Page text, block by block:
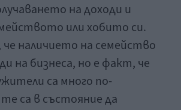
на доходи и
или хобито си.
наличието на семейство
на бизнеса, но е факт, че
са много по-
са в състояние да